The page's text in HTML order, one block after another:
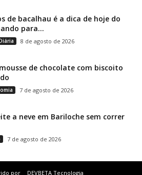
de bacalhau é a dica de hoje do
para...
8 de agosto de 2026
de chocolate com biscoito
7 de agosto de 2026
a neve em Bariloche sem correr
7 de agosto de 2026
por DEVBETA Tecnologia